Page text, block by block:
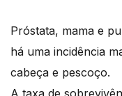
Próstata, mama e
há uma incidência
cabeça e pescoço.
A taxa de